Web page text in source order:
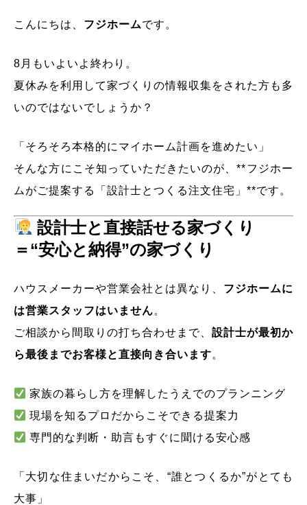
こんにちは、 フジホームです。
8月もいよいよ終わり。
夏休みを利用して家づくりの情報収集をされた方も多
いのではないでしょうか？
「そろそろ本格的にマイホーム計画を進めたい」
そんな方にこそ知っていただきたいのが、**フジホー
ムがご提案する「設計士とつくる注文住宅」**です。
設計士と直接話せる家づくり
＝“安心と納得”の家づくり
ハウスメーカーや営業会社とは異なり、 フジホームに
は営業スタッフはいません。
ご相談から間取りの打ち合わせまで、 設計士が最初か
ら最後までお客様と直接向き合います。
家族の暮らし方を理解したうえでのプランニング
現場を知るプロだからこそできる提案力
専門的な判断・助言もすぐに聞ける安心感
「大切な住まいだからこそ、“誰とつくるか”がとても
大事」